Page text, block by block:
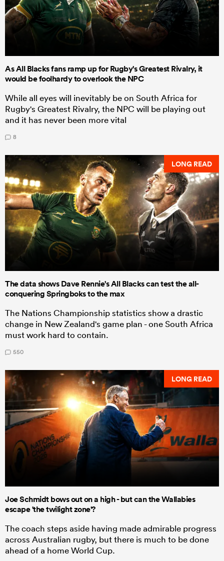
As All Blacks fans ramp up for Rugby's Greatest Rivalry, it
would be foolhardy to overlook the NPC
While all eyes will inevitably be on South Africa for
Rugby's Greatest Rivalry, the NPC will be playing out
and it has never been more vital
8
LONG READ
The data shows Dave Rennie's All Blacks can test the all-
conquering Springboks to the max
The Nations Championship statistics show a drastic
change in New Zealand's game plan - one South Africa
must work hard to contain.
550
LONG READ
Joe Schmidt bows out on a high - but can the Wallabies
escape 'the twilight zone'?
The coach steps aside having made admirable progress
across Australian rugby, but there is much to be done
ahead of a home World Cup.